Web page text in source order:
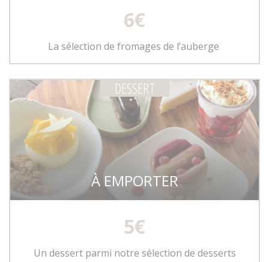
6€
La sélection de fromages de l’auberge
DESSERT
À EMPORTER
5€
Un dessert parmi notre sélection de desserts